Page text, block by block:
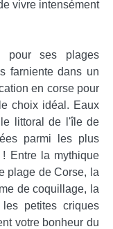
vivre intensément
pour ses plages
farniente dans un
en corse pour
choix idéal. Eaux
littoral de l'île de
parmi les plus
Entre la mythique
plage de Corse, la
de coquillage, la
petites criques
votre bonheur du